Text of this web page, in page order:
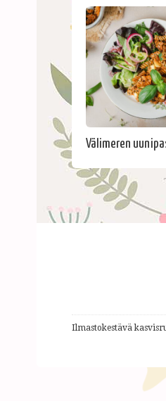
Välimeren
Ilmastokestävä